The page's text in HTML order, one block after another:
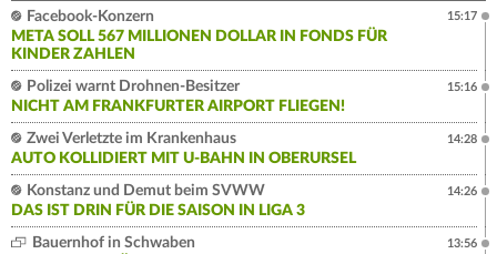
Facebook-Konzern
META SOLL 567 MILLIONEN DOLLAR IN FONDS FÜR
KINDER ZAHLEN
15:17
Polizei warnt Drohnen-Besitzer
NICHT AM FRANKFURTER AIRPORT FLIEGEN!
15:16
Zwei Verletzte im Krankenhaus
AUTO KOLLIDIERT MIT U-BAHN IN OBERURSEL
14:28
Konstanz und Demut beim SVWW
DAS IST DRIN FÜR DIE SAISON IN LIGA 3
14:26
Bauernhof in Schwaben
13:56